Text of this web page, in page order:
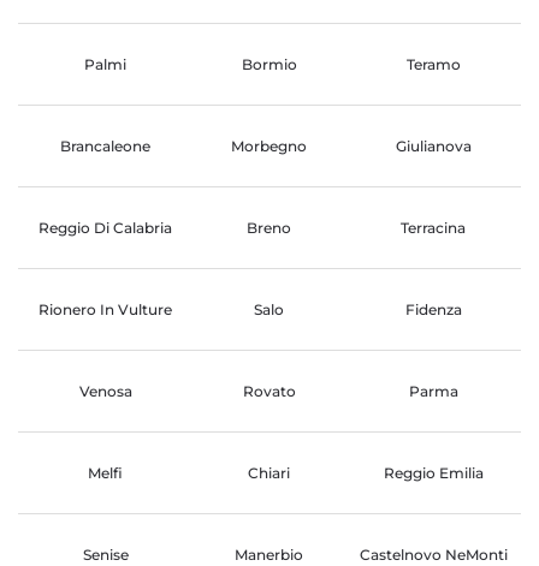
Palmi Bormio Teramo
Brancaleone Morbegno Giulianova
Reggio Di Calabria Breno Terracina
Rionero In Vulture Salo Fidenza
Venosa Rovato Parma
Melfi Chiari Reggio Emilia
Senise Manerbio Castelnovo NeMonti